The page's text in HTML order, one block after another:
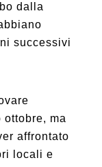
dalla
successivi
ma
affrontato
locali e